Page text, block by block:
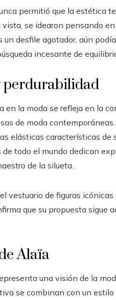
permitió que la estética
se idearon pensando
un desfile agotador, aún
incesante de
perdurabilidad
en la moda se refleja en la
de moda
elásticas características de
de todo el mundo dedican
de la silueta.
vestuario de figuras
que su propuesta sigue
Alaïa
una visión de la
se combinan con un estilo